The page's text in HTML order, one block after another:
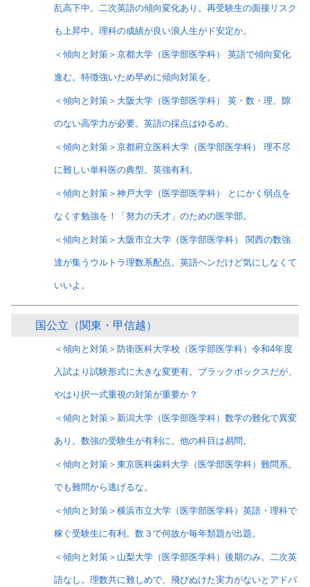
乱高下中。二次英語の傾向変化あり。再受験生の面接リスク
も上昇中。理科の成績が良い浪人生がド安定か。
＜傾向と対策＞京都大学（医学部医学科） 英語で傾向変化
進む。特徴強いため早めに傾向対策を。
＜傾向と対策＞大阪大学（医学部医学科） 英・数・理、隙
のない高学力が必要。英語の採点はゆるめ。
＜傾向と対策＞京都府立医科大学（医学部医学科） 理不尽
に難しい単科医の典型。英強有利。
＜傾向と対策＞神戸大学（医学部医学科） とにかく弱点を
なくす勉強を！「努力の天才」のための医学部。
＜傾向と対策＞大阪市立大学（医学部医学科） 関西の数強
達が集うウルトラ理数系配点。英語ヘンだけど気にしなくて
いいよ。
国公立（関東・甲信越）
＜傾向と対策＞防衛医科大学校（医学部医学科）令和4年度
入試より試験形式に大きな変更有。ブラックボックスだが、
やはり択一式重視の対策が重要か？
＜傾向と対策＞新潟大学（医学部医学科）数学の難化で異変
あり。数強の受験生が有利に。他の科目は易問。
＜傾向と対策＞東京医科歯科大学（医学部医学科）難問系。
でも難問から逃げるな。
＜傾向と対策＞横浜市立大学（医学部医学科）英語・理科で
稼ぐ受験生に有利。数３で何故か毎年類題が出題。
＜傾向と対策＞山梨大学（医学部医学科）後期のみ。二次英
語なし。理数共に難しめで、飛びぬけた実力がないとアドバ